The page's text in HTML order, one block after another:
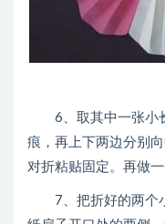
6、取其中一张小长
痕，再上下两边分别
对折粘贴固定。再做
7、把折好的两个小